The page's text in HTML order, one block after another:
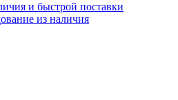
и быстрой поставки